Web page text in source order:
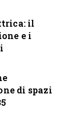
il
e i
di spazi